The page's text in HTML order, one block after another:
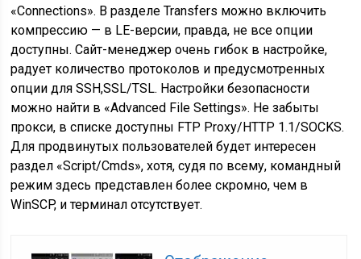
«Connections». В разделе Transfers можно включить
компрессию — в LE-версии, правда, не все опции
доступны. Сайт-менеджер очень гибок в настройке,
радует количество протоколов и предусмотренных
опции для SSH,SSL/TSL. Настройки безопасности
можно найти в «Advanced File Settings». Не забыты
прокси, в списке доступны FTP Proxy/HTTP 1.1/SOCKS.
Для продвинутых пользователей будет интересен
раздел «Script/Cmds», хотя, судя по всему, командный
режим здесь представлен более скромно, чем в
WinSCP, и терминал отсутствует.